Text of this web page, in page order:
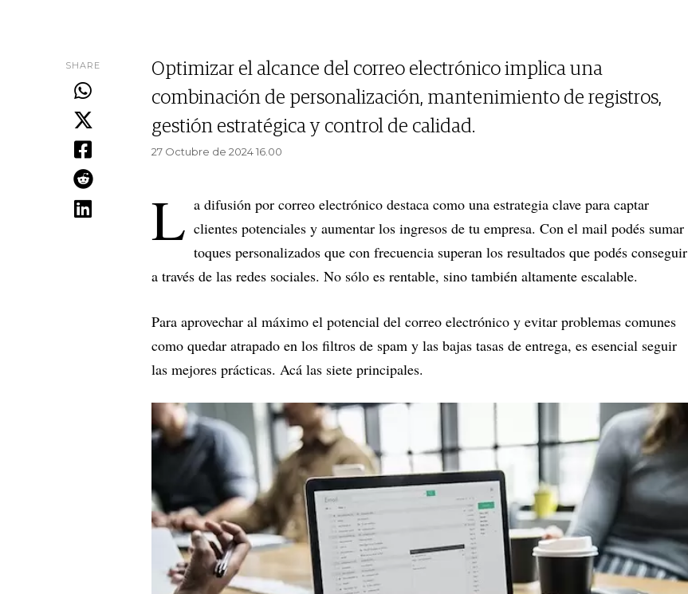
SHARE
Optimizar el alcance del correo electrónico implica una
combinación de personalización, mantenimiento de registros,
gestión estratégica y control de calidad.
27 Octubre de 2024 16.00
L a difusión por correo electrónico destaca como una estrategia clave para captar
clientes potenciales y aumentar los ingresos de tu empresa. Con el mail podés sumar
toques personalizados que con frecuencia superan los resultados que podés conseguir
a través de las redes sociales. No sólo es rentable, sino también altamente escalable.
Para aprovechar al máximo el potencial del correo electrónico y evitar problemas comunes
como quedar atrapado en los filtros de spam y las bajas tasas de entrega, es esencial seguir
las mejores prácticas. Acá las siete principales.